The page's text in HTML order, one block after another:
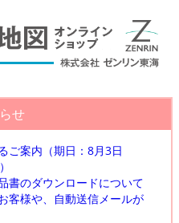
せ
ご案内（期日：8月3日
書のダウンロードについて
客様や、自動送信メールが